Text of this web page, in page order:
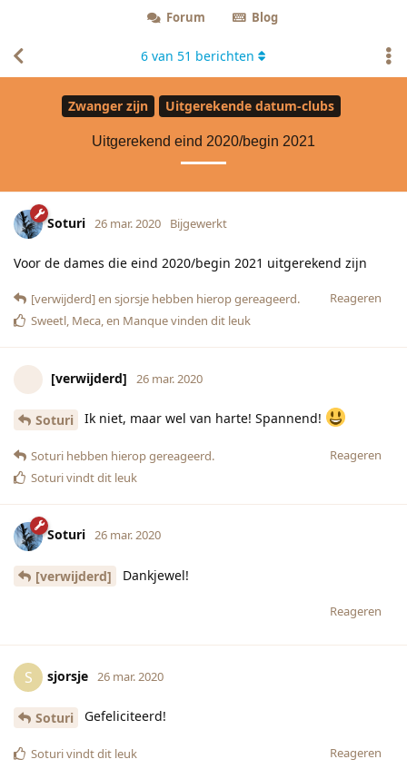
Forum Blog
Zwanger zijn Uitgerekende datum-clubs
Uitgerekend eind 2020/begin 2021
6 van 51 berichten
Soturi 26 mar. 2020 Bijgewerkt
Voor de dames die eind 2020/begin 2021 uitgerekend zijn
Reageren
[verwijderd]en sjorsje hebben hierop gereageerd.
Sweetl, Meca, en Manquevinden dit leuk
[verwijderd] 26 mar. 2020
Soturi Ik niet, maar wel van harte! Spannend!
Reageren
Soturi hebben hierop gereageerd.
Soturivindt dit leuk
Soturi 26 mar. 2020
[verwijderd] Dankjewel!
Reageren
S sjorsje 26 mar. 2020
Soturi Gefeliciteerd!
Reageren
Soturivindt dit leuk